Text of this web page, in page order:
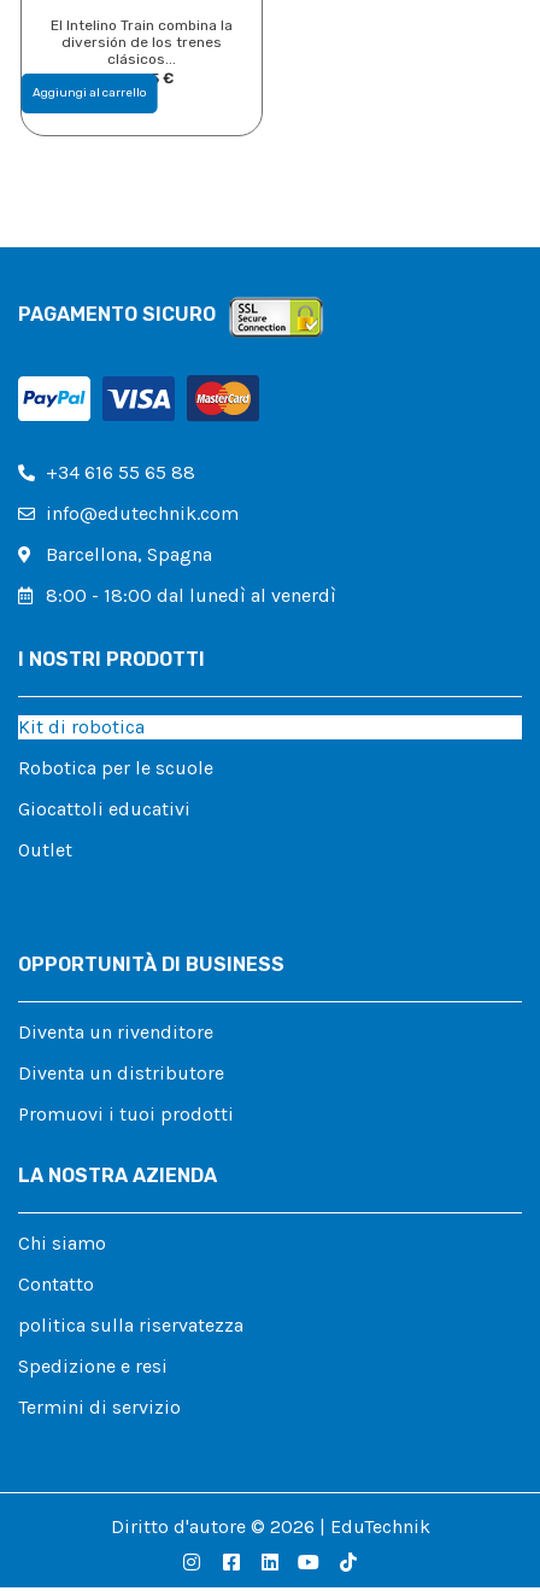
El Intelino Train combina la
diversión de los trenes
clásicos...
146,95 €
Aggiungi al carrello
PAGAMENTO SICURO
+34 616 55 65 88
info@edutechnik.com
Barcellona, ​​Spagna
8:00 - 18:00 dal lunedì al venerdì
I NOSTRI PRODOTTI
Kit di robotica
Robotica per le scuole
Giocattoli educativi
Outlet
OPPORTUNITÀ DI BUSINESS
Diventa un rivenditore
Diventa un distributore
Promuovi i tuoi prodotti
LA NOSTRA AZIENDA
Chi siamo
Contatto
politica sulla riservatezza
Spedizione e resi
Termini di servizio
Diritto d'autore © 2026 | EduTechnik